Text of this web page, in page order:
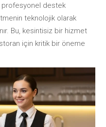
profesyonel destek
teknolojik olarak
Bu, kesintisiz bir hizmet
için kritik bir öneme